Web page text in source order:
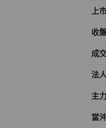
上
收
成
法
主
當